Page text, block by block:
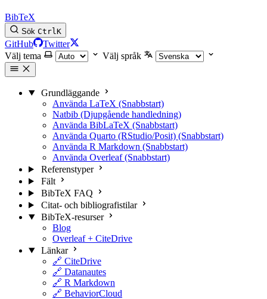
BibTeX
Sök CtrlK
GitHub
Twitter
Välj tema
Välj språk
Grundläggande
Använda LaTeX (Snabbstart)
Natbib (Djupgående handledning)
Använda BibLaTeX (Snabbstart)
Använda Quarto (RStudio/Posit) (Snabbstart)
Använda R Markdown (Snabbstart)
Använda Overleaf (Snabbstart)
Referenstyper
Fält
BibTeX FAQ
Citat- och bibliografistilar
BibTeX-resurser
Blog
Overleaf + CiteDrive
Länkar
🔗 CiteDrive
🔗 Datanautes
🔗 R Markdown
🔗 BehaviorCloud